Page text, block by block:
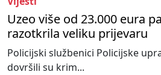
Uzeo više od 23.000 eura
razotkrila veliku prijevaru
Policijski službenici Policijske
dovršili su krim...